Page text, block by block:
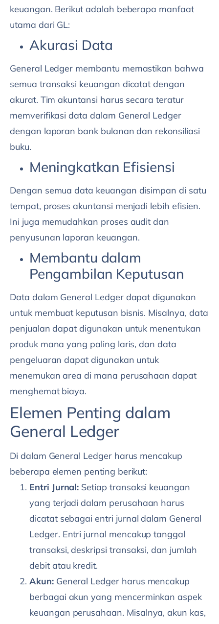
keuangan. Berikut adalah beberapa manfaat
utama dari GL:
Akurasi Data
General Ledger membantu memastikan bahwa
semua transaksi keuangan dicatat dengan
akurat. Tim akuntansi harus secara teratur
memverifikasi data dalam General Ledger
dengan laporan bank bulanan dan rekonsiliasi
buku.
Meningkatkan Efisiensi
Dengan semua data keuangan disimpan di satu
tempat, proses akuntansi menjadi lebih efisien.
Ini juga memudahkan proses audit dan
penyusunan laporan keuangan.
Membantu dalam
Pengambilan Keputusan
Data dalam General Ledger dapat digunakan
untuk membuat keputusan bisnis. Misalnya, data
penjualan dapat digunakan untuk menentukan
produk mana yang paling laris, dan data
pengeluaran dapat digunakan untuk
menemukan area di mana perusahaan dapat
menghemat biaya.
Elemen Penting dalam
General Ledger
Di dalam General Ledger harus mencakup
beberapa elemen penting berikut:
Entri Jurnal: Setiap transaksi keuangan
yang terjadi dalam perusahaan harus
dicatat sebagai entri jurnal dalam General
Ledger. Entri jurnal mencakup tanggal
transaksi, deskripsi transaksi, dan jumlah
debit atau kredit.
Akun:General Ledger harus mencakup
berbagai akun yang mencerminkan aspek
keuangan perusahaan. Misalnya, akun kas,